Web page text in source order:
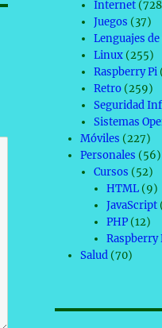
Internet
Juegos (37)
Lenguajes
Linux(255)
Raspberry Pi
Retro(259)
Seguridad
Sistemas
Móviles (227)
Personales (56)
Cursos (52)
HTML(9)
JavaScript
PHP(12)
Raspberry
Salud (70)